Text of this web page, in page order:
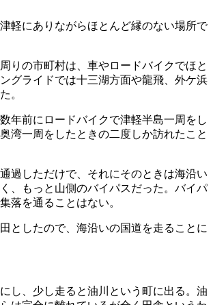
津軽にありながらほとんど縁のない場所で
りの市町村は、車やロードバイクでほと
グライドでは十三湖方面や龍飛、外ケ浜
。
年前にロードバイクで津軽半島一周をし
湾一周をしたときの二度しか訪れたこと
過しただけで、それにそのときは海沿い
、もっと山側のバイパスだった。バイパ
落を通ることはない。
としたので、海沿いの国道を走ることに
し、少し走ると油川という町に出る。油